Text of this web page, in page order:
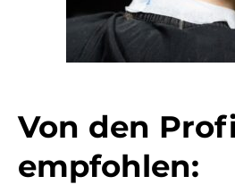
Von den
empfohlen: